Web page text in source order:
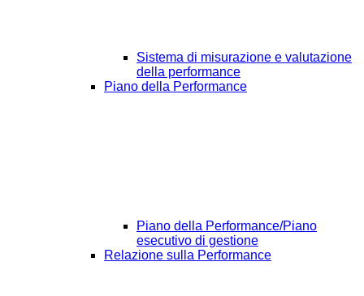
Sistema di misurazione e valutazione
della performance
Piano della Performance
Piano della Performance/Piano
esecutivo di gestione
Relazione sulla Performance